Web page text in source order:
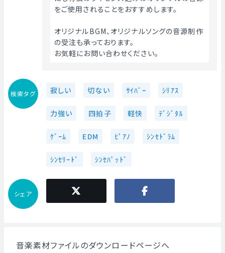
をご使用されることをおすすめします。
オリジナルBGM、オリジナルソングの音源制作
の受注も承っております。
お気軽にお問い合わせください。
検索タグ 寂しい 切ない ｻｲﾊﾞｰ ｼﾘｱｽ
力強い 四拍子 軽快 ﾃﾞｼﾞﾀﾙ
ｹﾞｰﾑ EDM ﾋﾟｱﾉ ｼﾝｾﾄﾞﾗﾑ
ｼﾝｾﾘｰﾄﾞ ｼﾝｾﾊﾟｯﾄﾞ
シェア
音楽素材ファイルのダウンロードページへ